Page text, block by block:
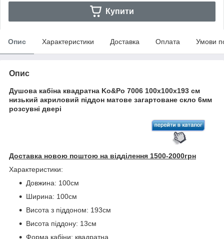
Купити
Опис Характеристики Доставка Оплата Умови
Опис
Душова кабіна квадратна Ko&Po 7006 100х100х193 см
низький акриловий піддон матове загартоване скло 6мм
розсувні двері
Доставка новою поштою на відділення 1500-2000грн
Характеристики:
Довжина: 100см
Ширина: 100см
Висота з піддоном: 193см
Висота піддону: 13см
Форма кабіни: квадратна